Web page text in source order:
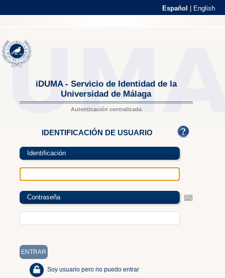
Español English
iDUMA - Servicio de Identidad de la
Universidad de Málaga
Autenticación centralizada
IDENTIFICACIÓN DE USUARIO
Identificación
Contraseña
Soy usuario pero no puedo entrar